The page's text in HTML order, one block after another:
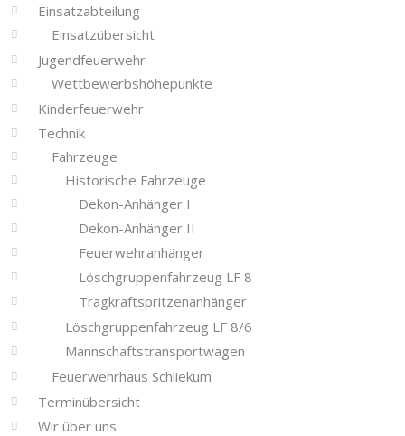
Einsatzabteilung
Einsatzübersicht
Jugendfeuerwehr
Wettbewerbshöhepunkte
Kinderfeuerwehr
Technik
Fahrzeuge
Historische Fahrzeuge
Dekon-Anhänger I
Dekon-Anhänger II
Feuerwehranhänger
Löschgruppenfahrzeug LF 8
Tragkraftspritzenanhänger
Löschgruppenfahrzeug LF 8/6
Mannschaftstransportwagen
Feuerwehrhaus Schliekum
Terminübersicht
Wir über uns